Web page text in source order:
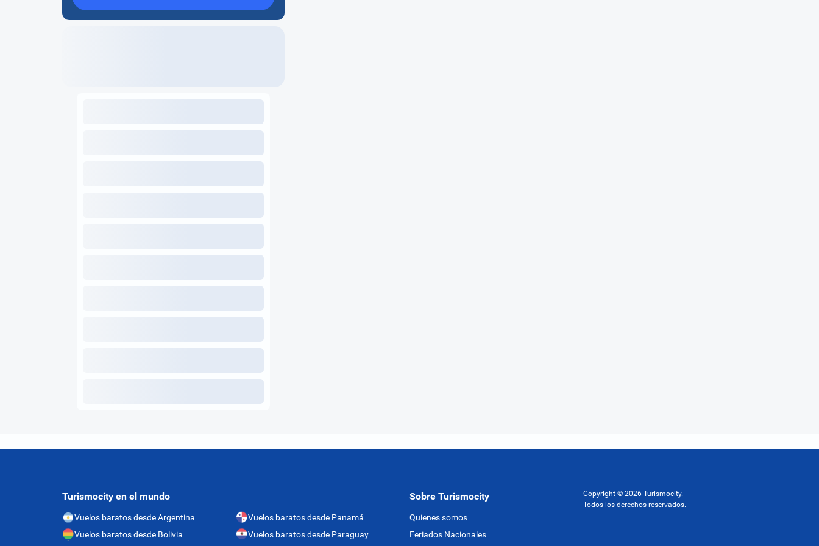
Turismocity en el mundo
Vuelos baratos desde Argentina
Vuelos baratos desde Bolivia
Vuelos baratos desde Panamá
Vuelos baratos desde Paraguay
Sobre Turismocity
Quienes somos
Feriados Nacionales
Copyright © 2026 Turismocity.
Todos los derechos reservados.